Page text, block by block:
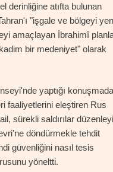
derinliğine atıfta bulunan
"işgale ve bölgeyi
amaçlayan İbrahimî
bir medeniyet" olarak
yaptığı konuşmada
faaliyetlerini eleştiren Rus
sürekli saldırılar
döndürmekle tehdit
güvenliğini nasıl tesis
yöneltti.